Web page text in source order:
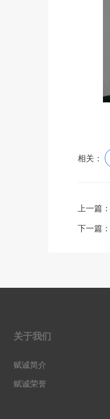
相关：
上一篇：
下一篇：
关于我们
赋诚简介
赋诚荣誉